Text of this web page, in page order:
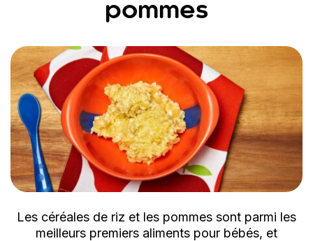
pommes
Les céréales de riz et les pommes sont parmi les
meilleurs premiers aliments pour bébés, et